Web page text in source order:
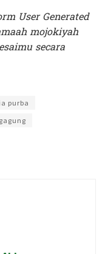
User Generated
mojokiyah
secara
purba